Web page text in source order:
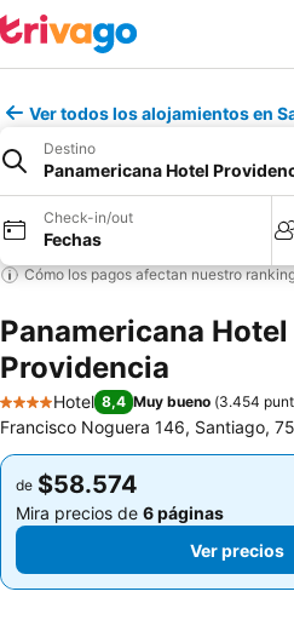
Ver todos los alojamientos en
Destino
Panamericana Hotel
Check-in/out
Fechas
Cómo los pagos afectan nuestro
Panamericana Hotel
Providencia
4 Estrellas
Hotel 8,4 Muy bueno (3.454
Francisco Noguera 146, Santiago,
de $58.574
Mira precios de 6 páginas
Ver
de $58.574
Mira precios de 6 páginas
Ver precios